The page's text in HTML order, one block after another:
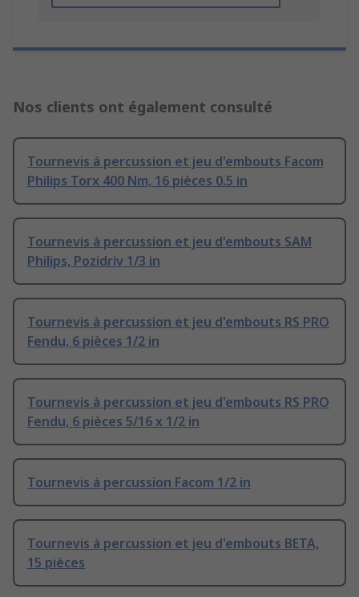
Nos clients ont également consulté
Tournevis à percussion et jeu d'embouts Facom
Philips Torx 400 Nm, 16 pièces 0.5 in
Tournevis à percussion et jeu d'embouts SAM
Philips, Pozidriv 1/3 in
Tournevis à percussion et jeu d'embouts RS PRO
Fendu, 6 pièces 1/2 in
Tournevis à percussion et jeu d'embouts RS PRO
Fendu, 6 pièces 5/16 x 1/2 in
Tournevis à percussion Facom 1/2 in
Tournevis à percussion et jeu d'embouts BETA,
15 pièces